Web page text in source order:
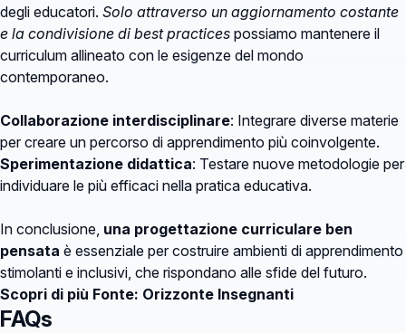
degli educatori. Solo attraverso un aggiornamento costante
e la condivisione di best practices possiamo mantenere il
curriculum allineato con le esigenze del mondo
contemporaneo.
Collaborazione interdisciplinare: Integrare diverse materie
per creare un percorso di apprendimento più coinvolgente.
Sperimentazione didattica: Testare nuove metodologie per
individuare le più efficaci nella pratica educativa.
In conclusione, una progettazione curriculare ben
pensata è essenziale per costruire ambienti di apprendimento
stimolanti e inclusivi, che rispondano alle sfide del futuro.
Scopri di più Fonte: Orizzonte Insegnanti
FAQs